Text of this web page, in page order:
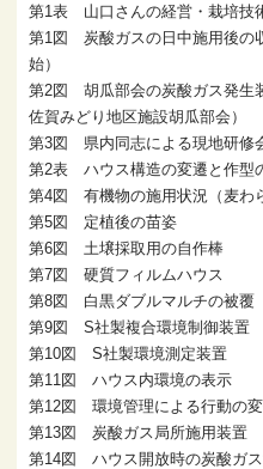
第1表 山口さんの経営・栽培技
第1図 炭酸ガスの日中施用後の
始）
第2図 胡瓜部会の炭酸ガス発生
佐賀みどり地区施設胡瓜部会）
第3図 県内同志による現地研修
第2表 ハウス構造の変遷と作型
第4図 有機物の施用状況（麦わ
第5図 定植後の苗姿
第6図 土壌採取用の自作棒
第7図 硬質フィルムハウス
第8図 白黒ダブルマルチの被覆
第9図 S社製複合環境制御装置
第10図 S社製環境測定装置
第11図 ハウス内環境の表示
第12図 環境管理による行動の
第13図 炭酸ガス局所施用装置
第14図 ハウス開放時の炭酸ガ